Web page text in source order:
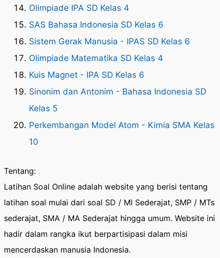
Olimpiade IPA SD Kelas 4
SAS Bahasa Indonesia SD Kelas 6
Sistem Gerak Manusia - IPAS SD Kelas 6
Olimpiade Matematika SD Kelas 4
Kuis Magnet - IPA SD Kelas 6
Sinonim dan Antonim - Bahasa Indonesia SD
Kelas 5
Perkembangan Model Atom - Kimia SMA Kelas
10
Tentang:
Latihan Soal Online adalah website yang berisi tentang
latihan soal mulai dari soal SD / MI Sederajat, SMP / MTs
sederajat, SMA / MA Sederajat hingga umum. Website ini
hadir dalam rangka ikut berpartisipasi dalam misi
mencerdaskan manusia Indonesia.